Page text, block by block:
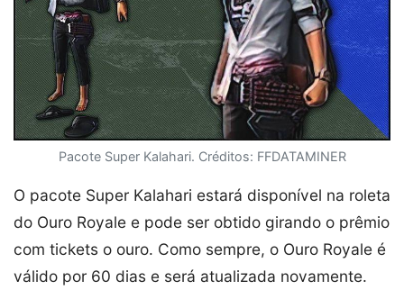
Pacote Super Kalahari. Créditos: FFDATAMINER
O pacote Super Kalahari estará disponível na roleta
do Ouro Royale e pode ser obtido girando o prêmio
com tickets o ouro. Como sempre, o Ouro Royale é
válido por 60 dias e será atualizada novamente.